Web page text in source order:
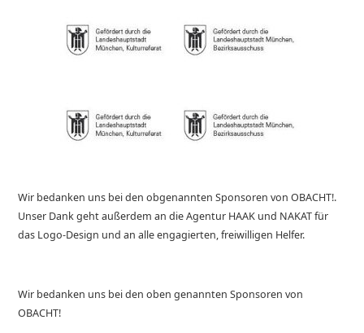
Wir bedanken uns bei den obgenannten Sponsoren von OBACHT!.
Unser Dank geht außerdem an die Agentur HAAK und NAKAT für
das Logo-Design und an alle engagierten, freiwilligen Helfer.
Wir bedanken uns bei den oben genannten Sponsoren von
OBACHT!